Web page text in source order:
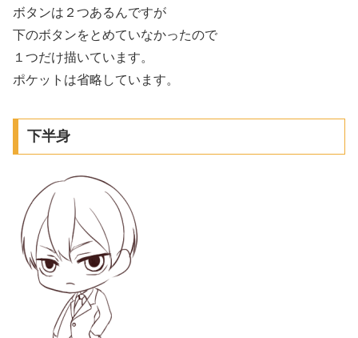
ボタンは２つあるんですが
下のボタンをとめていなかったので
１つだけ描いています。
ポケットは省略しています。
下半身